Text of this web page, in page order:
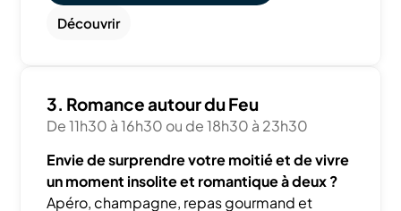
Découvrir
3. Romance autour du Feu
De 11h30 à 16h30 ou de 18h30 à 23h30
Envie de surprendre votre moitié et de vivre
un moment insolite et romantique à deux ?
Apéro, champagne, repas gourmand et